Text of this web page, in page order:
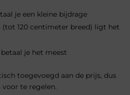
je een kleine bijdrage
(tot 120 centimeter breed) ligt het
je het meest
toegevoegd aan de prijs, dus
voor te regelen.